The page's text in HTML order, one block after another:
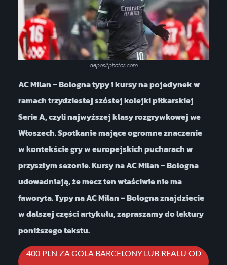
depositphotos.com
AC Milan – Bologna typy i kursy na pojedynek w
ramach trzydziestej szóstej kolejki piłkarskiej
Serie A, czyli najwyższej klasy rozgrywkowej we
Włoszech. Spotkanie mające ogromne znaczenie
w kontekście gry w europejskich pucharach w
przyszłym sezonie. Kursy na AC Milan – Bologna
udowadniają, że mecz ten właściwie nie ma
faworyta. Typy na AC Milan – Bologna znajdziecie
w dalszej części artykułu, zapraszamy do lektury
poniższego tekstu.
400 PLN ZA GOLA BARCELONY LUB REALU OD